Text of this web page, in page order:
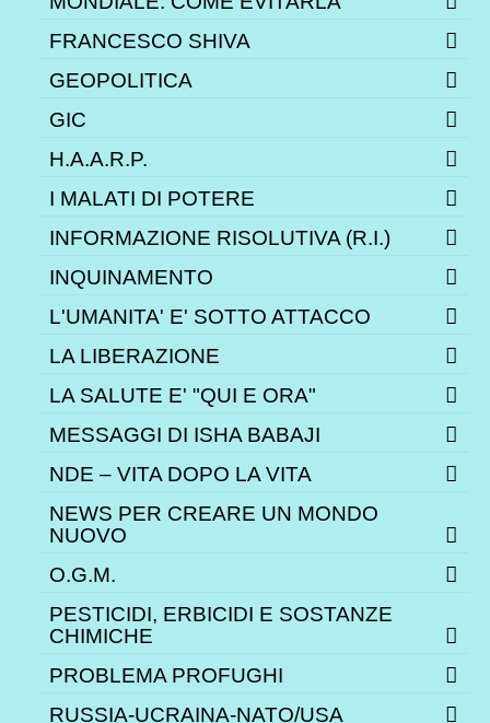
FRANCESCO SHIVA
GEOPOLITICA
GIC
H.A.A.R.P.
I MALATI DI POTERE
INFORMAZIONE RISOLUTIVA (R.I.)
INQUINAMENTO
L'UMANITA' E' SOTTO ATTACCO
LA LIBERAZIONE
LA SALUTE E' "QUI E ORA"
MESSAGGI DI ISHA BABAJI
NDE – VITA DOPO LA VITA
NEWS PER CREARE UN MONDO
NUOVO
O.G.M.
PESTICIDI, ERBICIDI E SOSTANZE
CHIMICHE
PROBLEMA PROFUGHI
RUSSIA-UCRAINA-NATO/USA